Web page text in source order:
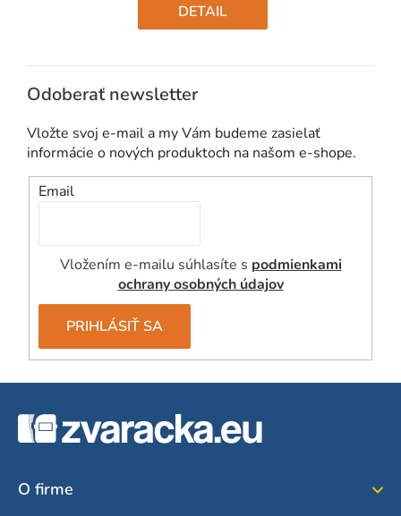
cena:
DETAIL
Odoberať newsletter
Vložte svoj e-mail a my Vám budeme zasielať
informácie o nových produktoch na našom e-shope.
Email
Vložením e-mailu súhlasíte s podmienkami
ochrany osobných údajov
PRIHLÁSIŤ SA
O firme